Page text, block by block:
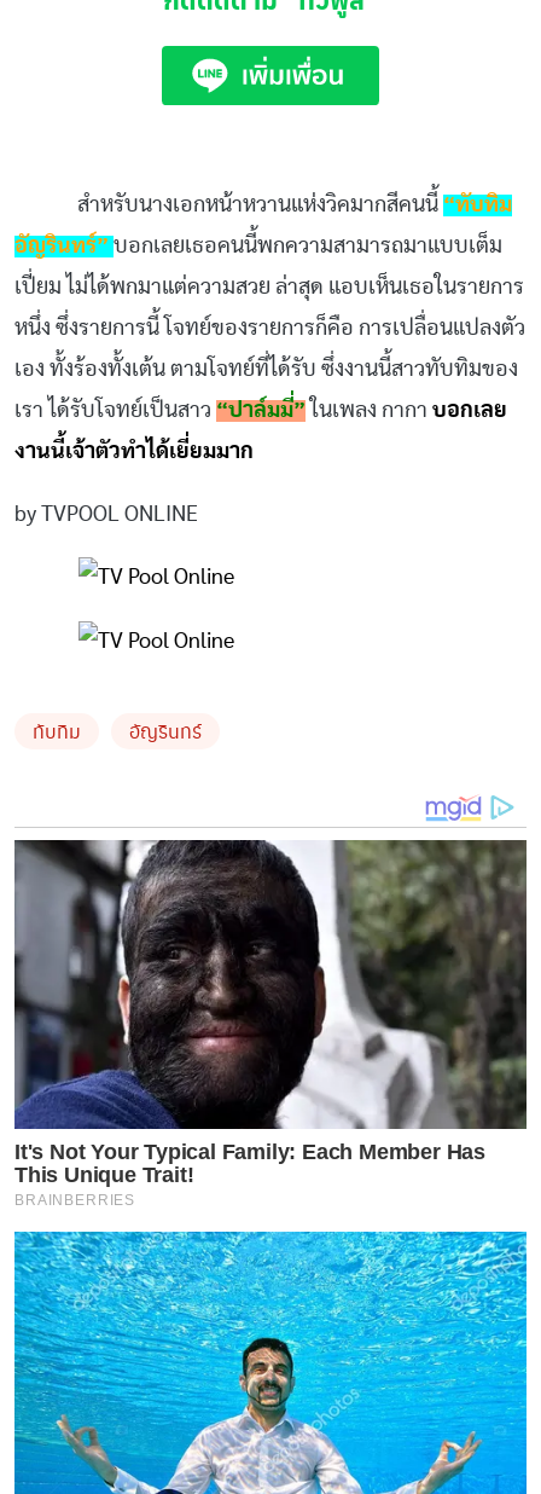
สำหรับนางเอกหน้าหวานแห่งวิคมากสีคนนี้ “ทับทิม
อัญรินทร์” บอกเลยเธอคนนี้พกความสามารถมาแบบเต็ม
เปี่ยม ไม่ได้พกมาแต่ความสวย ล่าสุด แอบเห็นเธอในรายการ
หนึ่ง ซึ่งรายการนี้ โจทย์ของรายการก็คือ การเปลื่อนแปลงตัว
เอง ทั้งร้องทั้งเต้น ตามโจทย์ที่ได้รับ ซึ่งงานนี้สาวทับทิมของ
เรา ได้รับโจทย์เป็นสาว “ปาล์มมี่” ในเพลง กากา บอกเลย
งานนี้เจ้าตัวทำได้เยี่ยมมาก
by TVPOOL ONLINE
ทับทิม อัญรินทร์
It's Not Your Typical Family: Each Member Has
This Unique Trait!
BRAINBERRIES